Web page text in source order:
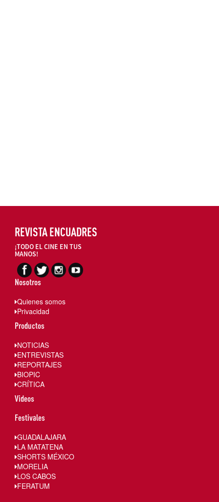
REVISTA ENCUADRES
¡TODO EL CINE EN TUS
MANOS!
Nosotros
Quienes somos
Privacidad
Productos
NOTICIAS
ENTREVISTAS
REPORTAJES
BIOPIC
CRÍTICA
Videos
Festivales
GUADALAJARA
LA MATATENA
SHORTS MÉXICO
MORELIA
LOS CABOS
FERATUM